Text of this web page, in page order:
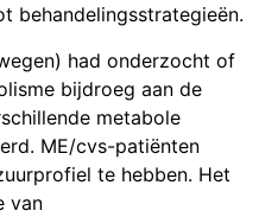
behandelingsstrategieën.
had onderzocht of
bijdroeg aan de
metabole
ME/cvs-patiënten
te hebben. Het
van